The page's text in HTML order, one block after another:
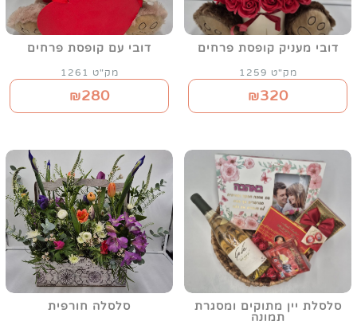
דובי מעניק קופסת פרחים
מק"ט 1259
₪320
דובי עם קופסת פרחים
מק"ט 1261
₪280
סלסלת יין מתוקים ומסגרת
תמונה
סלסלה חורפית